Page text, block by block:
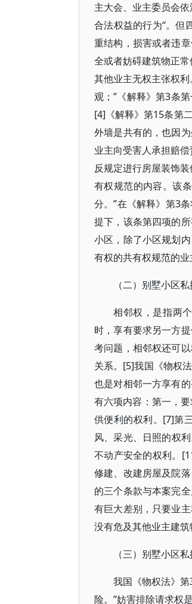
主大会、业主委员会
合法权益的行为“。但
重结构，损害或者违
全或者妨碍建筑物正
其他业主无权主张权
观；”《解释》第3条
[4]《解释》第15条第
外墙是共有的，也因
业主向受害人承担赔
反规定进行房屋装饰
有权规范的内容。该
分。”在《解释》第3
提下，该条第四项的
小区，除了小区规划
有权的共有权规范的业
（二）别墅小区
相邻权，是指两
时，享有要求另一方
考问题，相邻权还可
关系。[5]我国《物权
也是对相邻一方享有
有六项内容：第一，
供便利的权利。[7]第
风、采光、日照的权
不动产安全的权利。
修建、改建房屋及院
的三个条款与本案完
有巨大差别，只要业
没有危及其他业主建
（三）别墅小区
我国《物权法》
险。”妨害排除请求权